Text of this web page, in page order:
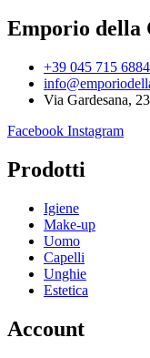
Emporio della
+39 045 715 6884
Via Gardesana,
Facebook Instagram
Prodotti
Igiene
Make-up
Uomo
Capelli
Unghie
Estetica
Account